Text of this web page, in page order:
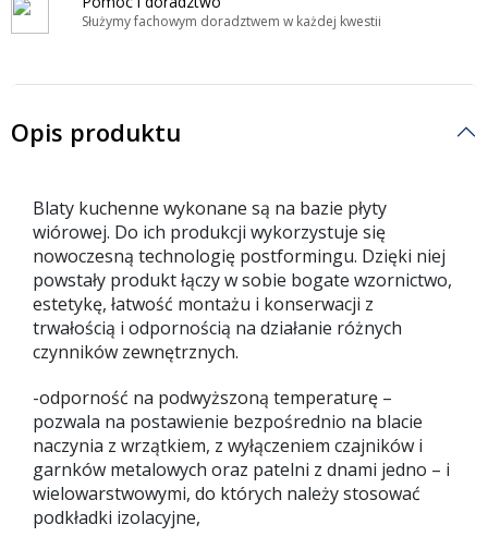
Służymy fachowym doradztwem w każdej kwestii
Opis produktu
Blaty kuchenne wykonane są na bazie płyty
wiórowej. Do ich produkcji wykorzystuje się
nowoczesną technologię postformingu. Dzięki niej
powstały produkt łączy w sobie bogate wzornictwo,
estetykę, łatwość montażu i konserwacji z
trwałością i odpornością na działanie różnych
czynników zewnętrznych.
-odporność na podwyższoną temperaturę –
pozwala na postawienie bezpośrednio na blacie
naczynia z wrzątkiem, z wyłączeniem czajników i
garnków metalowych oraz patelni z dnami jedno – i
wielowarstwowymi, do których należy stosować
podkładki izolacyjne,